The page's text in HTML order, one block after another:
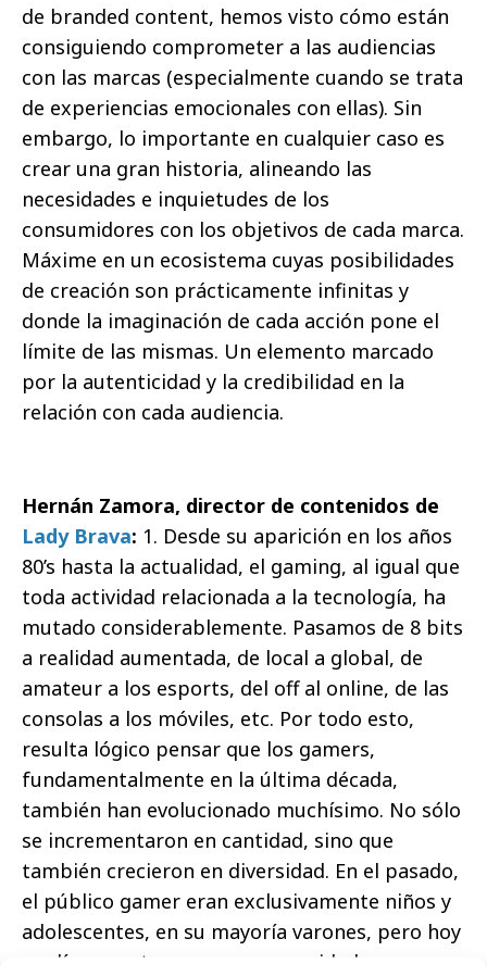
de branded content, hemos visto cómo están
consiguiendo comprometer a las audiencias
con las marcas (especialmente cuando se trata
de experiencias emocionales con ellas). Sin
embargo, lo importante en cualquier caso es
crear una gran historia, alineando las
necesidades e inquietudes de los
consumidores con los objetivos de cada marca.
Máxime en un ecosistema cuyas posibilidades
de creación son prácticamente infinitas y
donde la imaginación de cada acción pone el
límite de las mismas. Un elemento marcado
por la autenticidad y la credibilidad en la
relación con cada audiencia.
Hernán Zamora, director de contenidos de
Lady Brava: 1. Desde su aparición en los años
80’s hasta la actualidad, el gaming, al igual que
toda actividad relacionada a la tecnología, ha
mutado considerablemente. Pasamos de 8 bits
a realidad aumentada, de local a global, de
amateur a los esports, del off al online, de las
consolas a los móviles, etc. Por todo esto,
resulta lógico pensar que los gamers,
fundamentalmente en la última década,
también han evolucionado muchísimo. No sólo
se incrementaron en cantidad, sino que
también crecieron en diversidad. En el pasado,
el público gamer eran exclusivamente niños y
adolescentes, en su mayoría varones, pero hoy
en día encontramos una comunidad con mayor